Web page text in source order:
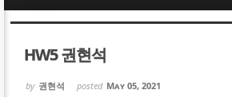
HW5 권현석
by 권현석 posted May 05, 2021
Sketchbook5, 스케치북5
Sketchbook5, 스케치북5